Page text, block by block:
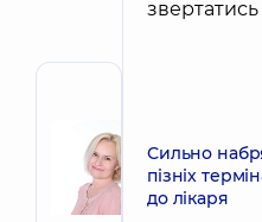
Наталія
Вікторівна
Акушер-
Запис
Сильно
пізніх
до лікаря